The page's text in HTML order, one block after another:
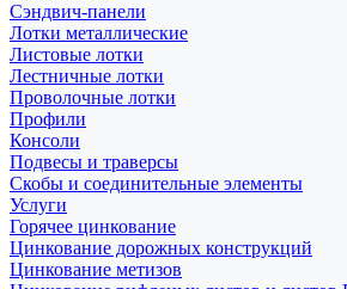
Сэндвич-панели
Лотки металлические
Листовые лотки
Лестничные лотки
Проволочные лотки
Профили
Консоли
Подвесы и траверсы
Скобы и соединительные элементы
Услуги
Горячее цинкование
Цинкование дорожных конструкций
Цинкование метизов